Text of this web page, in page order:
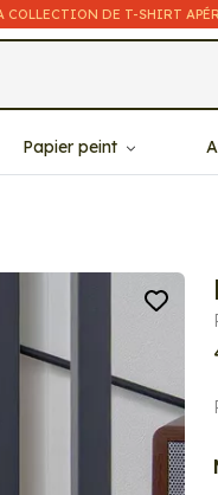
COLLECTION DE T-SHIRT
Papier peint